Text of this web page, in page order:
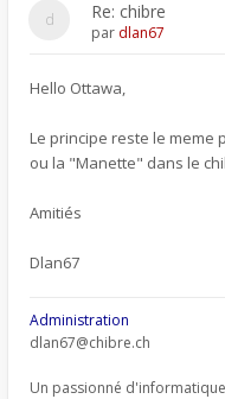
Re: chibre
par dlan67
Hello Ottawa,
Le principe reste le meme
ou la "Manette" dans le
Amitiés
Dlan67
Administration
dlan67@chibre.ch
Un passionné